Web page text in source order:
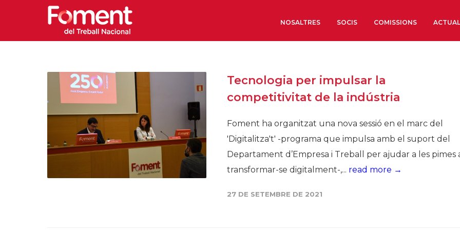
NOSALTRES
Òrgans de Govern
Òrgans Consultius
Estructura Executiva
Institut d’Estudis
Societat Barcelonesa
Econòmics i Socials
SOCIS COMISSIONS
Tecnologia per impulsar la
competitivitat de la indústria
Foment ha organitzat una nova sessió en el marc del
'Digitalitza't' -programa que impulsa amb el suport del
Departament d’Empresa i Treball per ajudar a les pimes
transformar-se digitalment-,... read more →
27 DE SETEMBRE DE 2021